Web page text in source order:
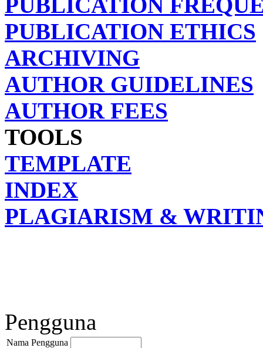
PUBLICATION ETHICS
ARCHIVING
AUTHOR GUIDELINES
AUTHOR FEES
TOOLS
TEMPLATE
INDEX
PLAGIARISM &
Pengguna
Nama Pengguna